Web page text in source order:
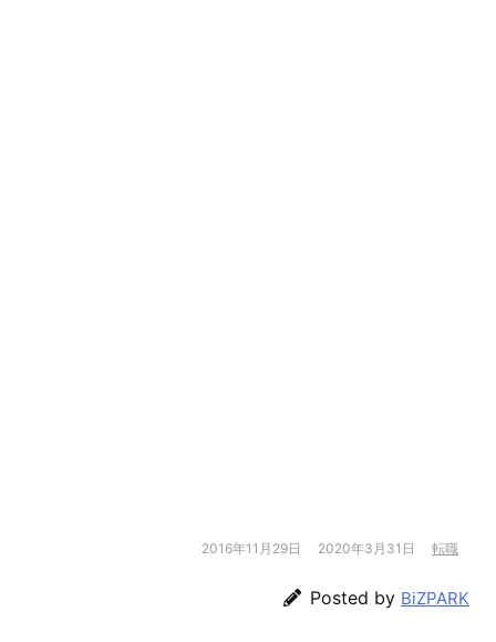
2016年11月29日 2020年3月31日 転職
Posted by BiZPARK